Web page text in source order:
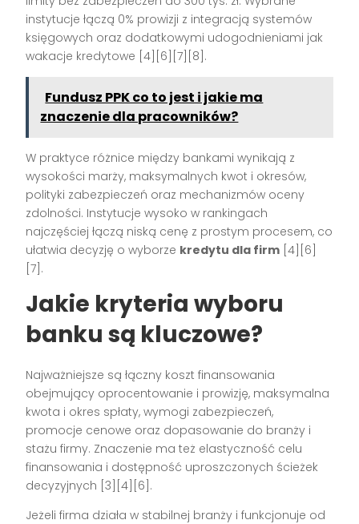
instytucje łączą 0% prowizji z integracją systemów
księgowych oraz dodatkowymi udogodnieniami jak
wakacje kredytowe [4][6][7][8].
Fundusz PPK co to jest i jakie ma
znaczenie dla pracowników?
W praktyce różnice między bankami wynikają z
wysokości marży, maksymalnych kwot i okresów,
polityki zabezpieczeń oraz mechanizmów oceny
zdolności. Instytucje wysoko w rankingach
najczęściej łączą niską cenę z prostym procesem, co
ułatwia decyzję o wyborze kredytu dla firm [4][6]
[7].
Jakie kryteria wyboru
banku są kluczowe?
Najważniejsze są łączny koszt finansowania
obejmujący oprocentowanie i prowizję, maksymalna
kwota i okres spłaty, wymogi zabezpieczeń,
promocje cenowe oraz dopasowanie do branży i
stażu firmy. Znaczenie ma też elastyczność celu
finansowania i dostępność uproszczonych ścieżek
decyzyjnych [3][4][6].
Jeżeli firma działa w stabilnej branży i funkcjonuje od